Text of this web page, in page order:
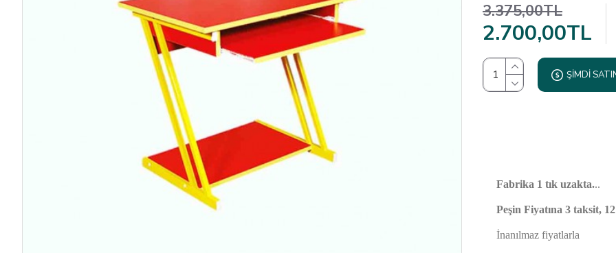
2.700,00TL
3.375,00TL
ŞIMDI
Fabrika 1 tık uzakta...
Peşin Fiyatına 3 taksit,
İnanılmaz fiyatlarla